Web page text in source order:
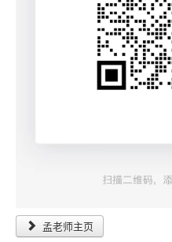
孟老师主页